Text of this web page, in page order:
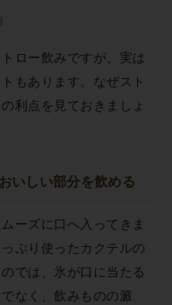
ロー飲みですが、実は
もあります。なぜスト
利点を見ておきましょ
いしい部分を飲める
ーズに口へ入ってきま
ぷり使ったカクテルの
では、氷が口に当たる
なく、飲みものの澱